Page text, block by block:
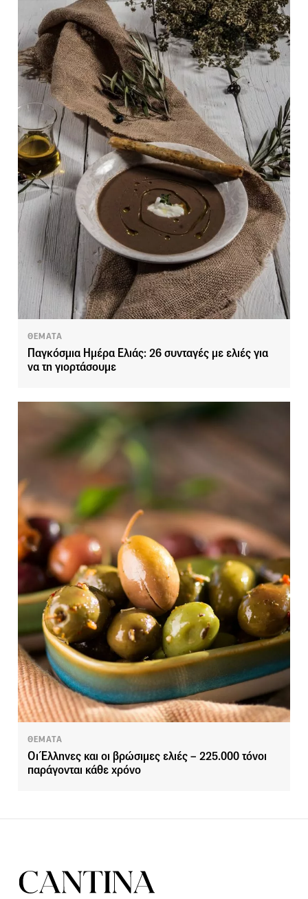
ΘΕΜΑΤΑ
Παγκόσμια Ημέρα Ελιάς: 26 συνταγές με ελιές για
να τη γιορτάσουμε
ΘΕΜΑΤΑ
Οι Έλληνες και οι βρώσιμες ελιές – 225.000 τόνοι
παράγονται κάθε χρόνο